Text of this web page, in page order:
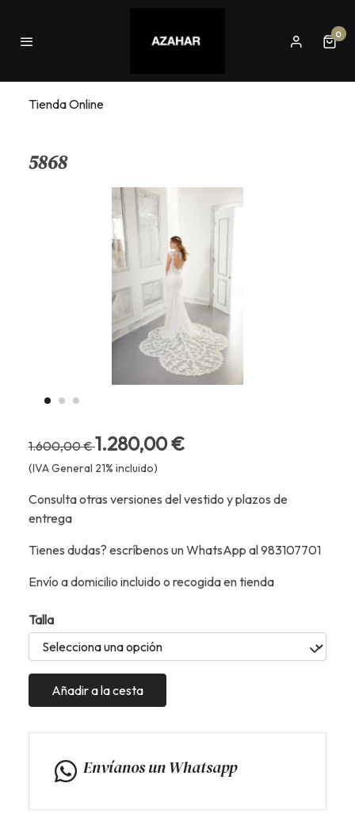
0
Tienda Online
5868
1.600,00 €1.280,00 €
(IVA General 21% incluido)
Consulta otras versiones del vestido y plazos de
entrega
Tienes dudas? escríbenos un WhatsApp al 983107701
Envío a domicilio incluido o recogida en tienda
Talla
Añadir a la cesta
Envíanos un Whatsapp